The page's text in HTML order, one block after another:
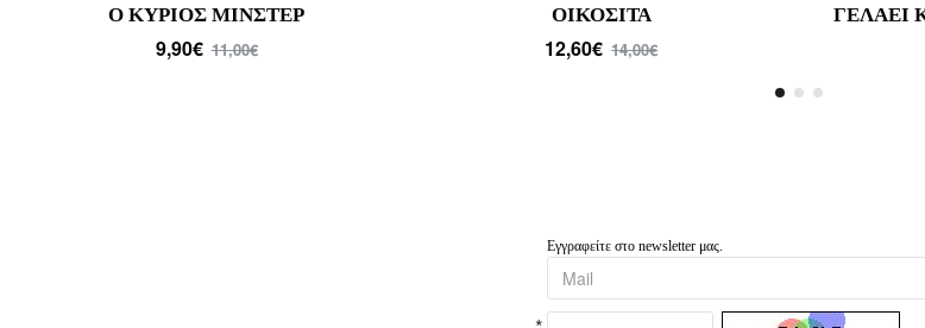
ΣΤΟΝ ΔΡΟΜΟ ΜΑΣ ΦΩΝΑΖΟΥΝ
ΑΛΛΙΩΣ
ΜΙΑ ΙΣΤΟΡΙΑ ΒΑΡΕΛΙΟΥ
12,60€ 14,00€
Εγγραφείτε στο newsletter μας.